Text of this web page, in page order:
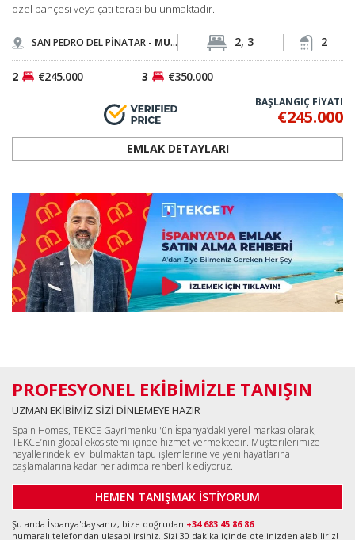
özel bahçesi veya çatı terası bulunmaktadır.
SAN PEDRO DEL PİNATAR - MURCİA 2, 3 2
2 €245.000 3 €350.000
BAŞLANGIÇ FİYATI
€245.000
EMLAK DETAYLARI
PROFESYONEL EKİBİMİZLE TANIŞIN
UZMAN EKİBİMİZ SİZİ DİNLEMEYE HAZIR
Spain Homes, TEKCE Gayrimenkul'ün İspanya’daki yerel markası olarak,
TEKCE’nin global ekosistemi içinde hizmet vermektedir. Müşterilerimize
hayallerindeki evi bulmaktan tapu işlemlerine ve yeni hayatlarına
başlamalarına kadar her adımda rehberlik ediyoruz.
HEMEN TANIŞMAK İSTİYORUM
Şu anda İspanya'daysanız, bize doğrudan +34 683 45 86 86
numaralı telefondan ulaşabilirsiniz. Sizi 30 dakika içinde otelinizden alabiliriz!